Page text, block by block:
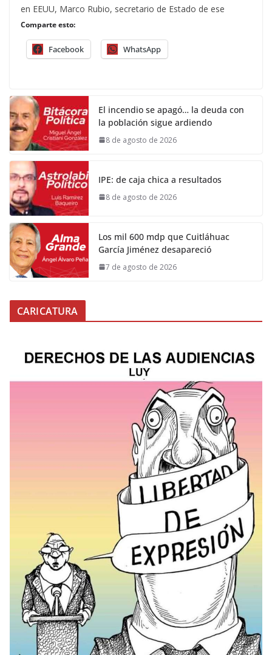
en EEUU, Marco Rubio, secretario de Estado de ese
Comparte esto:
Facebook WhatsApp
El incendio se apagó… la deuda con
la población sigue ardiendo
8 de agosto de 2026
IPE: de caja chica a resultados
8 de agosto de 2026
Los mil 600 mdp que Cuitláhuac
García Jiménez desapareció
7 de agosto de 2026
CARICATURA